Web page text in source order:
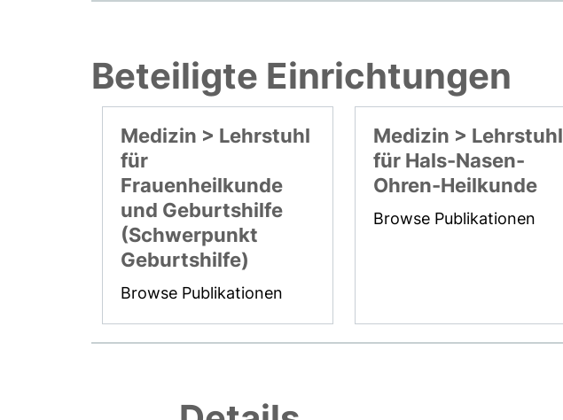
Beteiligte Einrichtungen
Medizin > Lehrstuhl
für
Frauenheilkunde
und Geburtshilfe
(Schwerpunkt
Geburtshilfe)
Browse Publikationen
Medizin > Lehrstuhl
für Hals-Nasen-
Ohren-Heilkunde
Browse Publikationen